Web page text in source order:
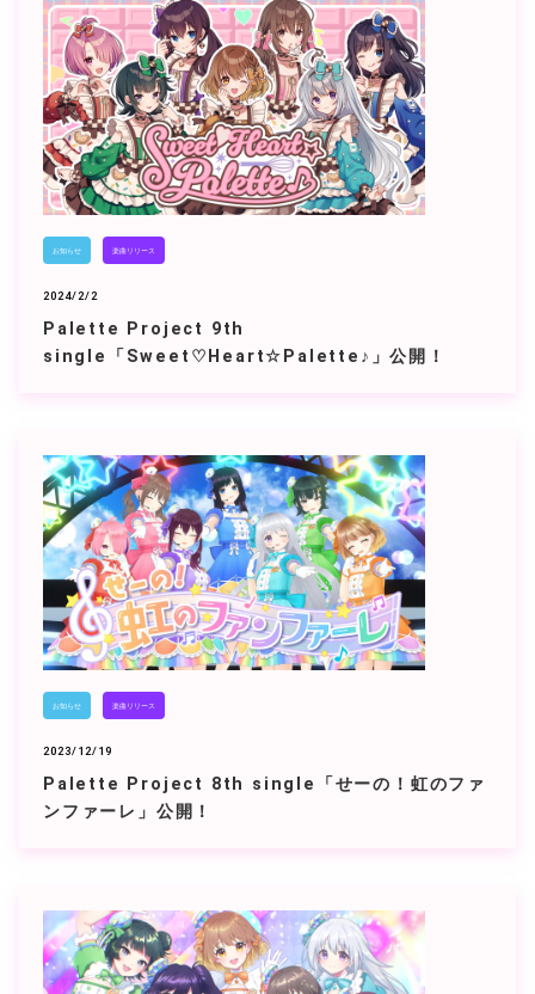
お知らせ 楽曲リリース
2024/2/2
Palette Project 9th
single「Sweet♡Heart☆Palette♪」公開！
お知らせ 楽曲リリース
2023/12/19
Palette Project 8th single「せーの！虹のファ
ンファーレ」公開！